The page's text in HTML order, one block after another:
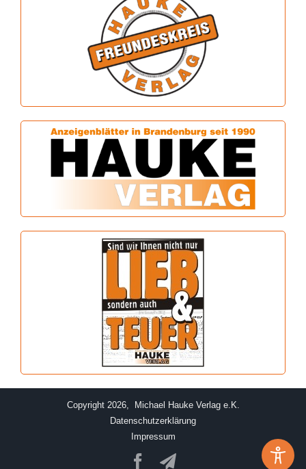
Copyright 2026, Michael Hauke Verlag e.K.
Datenschutzerklärung
Impressum